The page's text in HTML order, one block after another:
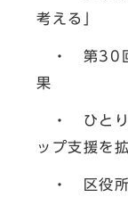
考える」
・ 第30回
果
・ ひとり
ップ支援を
・ 区役所